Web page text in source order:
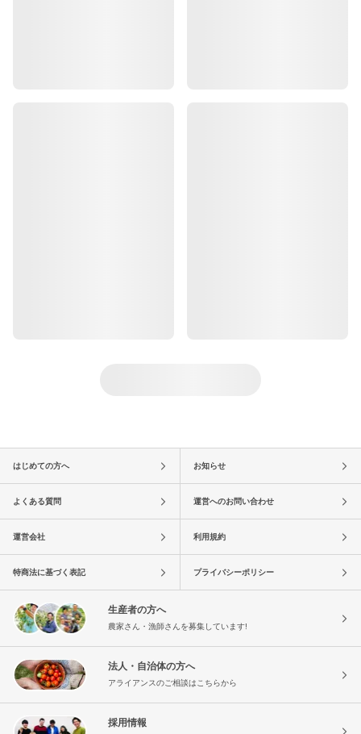
はじめての方へ お知らせ
よくある質問 運営へのお問い合わせ
運営会社 利用規約
特商法に基づく表記 プライバシーポリシー
生産者の方へ
農家さん・漁師さんを募集しています!
法人・自治体の方へ
アライアンスのご相談はこちらから
採用情報